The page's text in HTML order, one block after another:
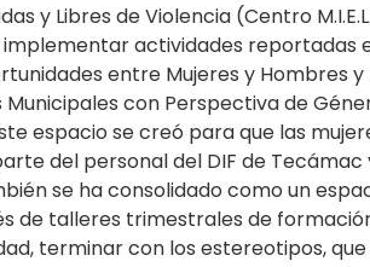
y Libres de Violencia (Centro
actividades reportadas
entre Mujeres y Hombres
con Perspectiva de
espacio se creó para que las
del personal del DIF de Tecámac
se ha consolidado como un
de talleres trimestrales de
terminar con los estereotipos,